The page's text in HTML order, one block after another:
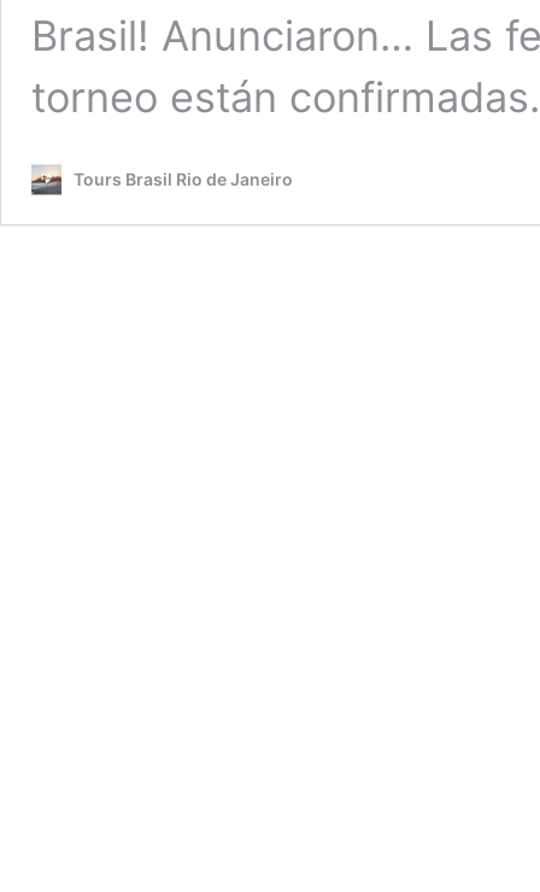
Brasil! Anunciaron… Las
torneo están
Tours Brasil Rio de Janeiro